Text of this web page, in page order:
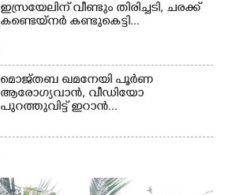
ഇസ്രയേലിന് വീണ്ടും തിരിച്ചടി, ചരക്ക്
കണ്ടെയ്നർ കണ്ടുകെട്ടി...
മൊജ്തബ ഖമനേയി പൂർണ
ആരോഗ്യവാൻ, വീഡിയോ
പുറത്തുവിട്ട് ഇറാൻ...